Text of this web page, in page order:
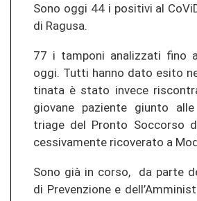
Sono oggi 44 i po­si­ti­vi al
di Ra­gu­sa.
77 i tam­po­ni ana­li­z­za­ti fino
oggi. Tutti hanno dato esito
ti­na­ta è stato in­ve­ce
gio­va­ne pa­zien­te giun­to
triage del Pron­to Soc­cor­so
ces­si­va­men­te ri­co­ve­ra­to a
Sono già in corso, da parte
di Pre­ve­n­zio­ne e